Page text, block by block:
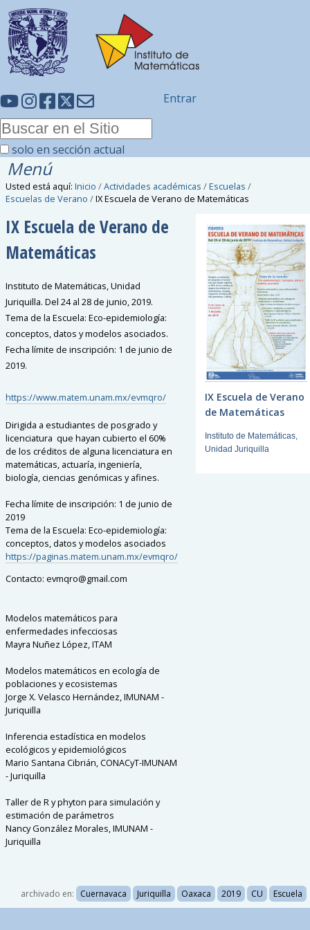
solo en sección actual
Entrar
Menú
Usted está aquí: Inicio /Actividades académicas /Escuelas /
Escuelas de Verano /IX Escuela de Verano de Matemáticas
IX Escuela de Verano de
Matemáticas
Instituto de Matemáticas, Unidad
Juriquilla. Del 24 al 28 de junio, 2019.
Tema de la Escuela: Eco-epidemiología:
conceptos, datos y modelos asociados.
Fecha límite de inscripción: 1 de junio de
2019.
https://www.matem.unam.mx/evmqro/
Dirigida a estudiantes de posgrado y
licenciatura que hayan cubierto el 60%
de los créditos de alguna licenciatura en
matemáticas, actuaría, ingeniería,
biología, ciencias genómicas y afines.
Fecha límite de inscripción: 1 de junio de
2019
Tema de la Escuela: Eco-epidemiología:
conceptos, datos y modelos asociados
https://paginas.matem.unam.mx/evmqro/
Contacto: evmqro@gmail.com
Modelos matemáticos para
enfermedades infecciosas
Mayra Nuñez López, ITAM
Modelos matemáticos en ecología de
poblaciones y ecosistemas
Jorge X. Velasco Hernández, IMUNAM -
Juriquilla
Inferencia estadística en modelos
ecológicos y epidemiológicos
Mario Santana Cibrián, CONACyT-IMUNAM
- Juriquilla
Taller de R y phyton para simulación y
estimación de parámetros
Nancy González Morales, IMUNAM -
Juriquilla
IX Escuela de Verano
de Matemáticas
Instituto de Matemáticas,
Unidad Juriquilla
archivado en: Cuernavaca Juriquilla Oaxaca 2019 CU Escuela